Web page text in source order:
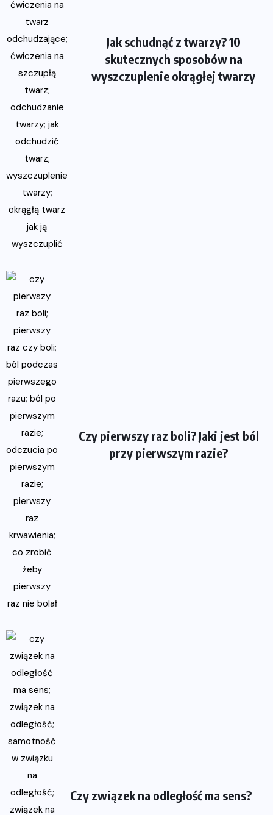
Jak schudnąć z twarzy? 10
skutecznych sposobów na
wyszczuplenie okrągłej twarzy
Czy pierwszy raz boli? Jaki jest ból
przy pierwszym razie?
Czy związek na odległość ma sens?